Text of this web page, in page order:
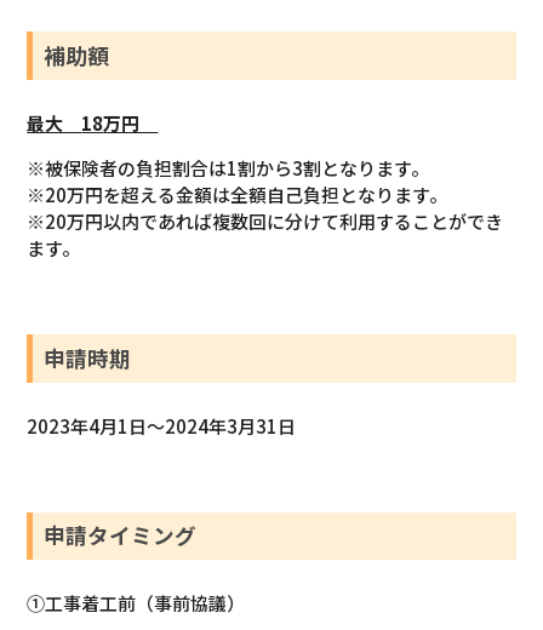
補助額
最大 18万円
※被保険者の負担割合は1割から3割となります。
※20万円を超える金額は全額自己負担となります。
※20万円以内であれば複数回に分けて利用することができ
ます。
申請時期
2023年4月1日～2024年3月31日
申請タイミング
①工事着工前（事前協議）